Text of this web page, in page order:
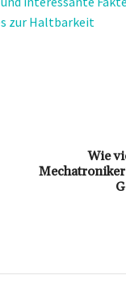
zur Haltbarkeit
Wie